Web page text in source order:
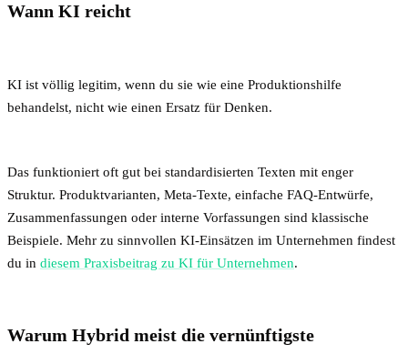
Wann KI reicht
KI ist völlig legitim, wenn du sie wie eine Produktionshilfe
behandelst, nicht wie einen Ersatz für Denken.
Das funktioniert oft gut bei standardisierten Texten mit enger
Struktur. Produktvarianten, Meta-Texte, einfache FAQ-Entwürfe,
Zusammenfassungen oder interne Vorfassungen sind klassische
Beispiele. Mehr zu sinnvollen KI-Einsätzen im Unternehmen findest
du in diesem Praxisbeitrag zu KI für Unternehmen.
Warum Hybrid meist die vernünftigste